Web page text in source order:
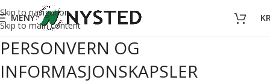
Skip to navigation
Skip to main content
MENY
PERSONVERN OG
INFORMASJONSKAPSLER